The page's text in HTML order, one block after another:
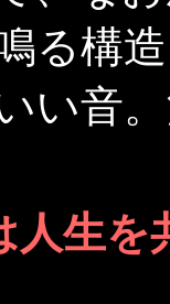
る構
い音
人生を